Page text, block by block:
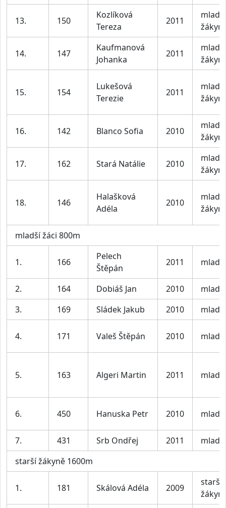
13. 150
Kozlíková
Tereza
2011
mladší
14. 147
Kaufmanová
Johanka
2011
mladší
15. 154
Lukešová
Terezie
2011
mladší
16. 142 Blanco Sofia 2010
mladší
17. 162 Stará Natálie 2010
mladší
18. 146
Halašková
Adéla
2010
mladší
mladší žáci 800m
1. 166
Pelech
Štěpán
2011
2. 164 Dobiáš Jan 2010
3.
169 Sládek Jakub 2010
4. 171 Valeš Štěpán 2010
5. 163 Algeri Martin 2011
6. 450 Hanuska Petr 2010
7. 431 Srb Ondřej 2011
starší žákyně 1600m
1. 181 Skálová Adéla 2009
starší